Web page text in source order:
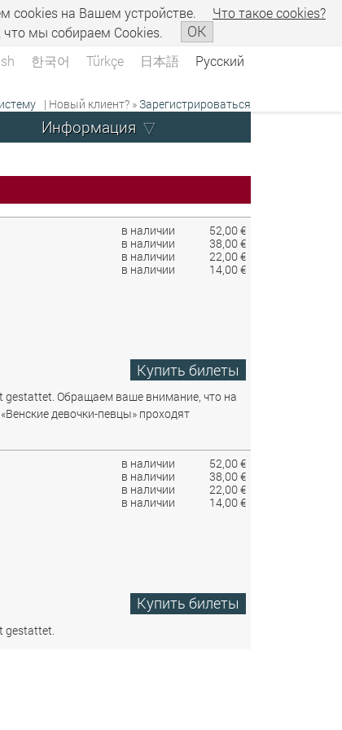
сookies на Вашем устройстве.
Что такое сookies?
мы собираем Cookies.
OK
한국어 Türkçe 日本語 Русский
| Новый клиент? »Зарегистрироваться
Информация
в наличии
52,00 €
в наличии
38,00 €
в наличии
22,00 €
в наличии
14,00 €
Купить билеты
gestattet. Обращаем ваше внимание, что на
девочки-певцы» проходят
в наличии
52,00 €
в наличии
38,00 €
в наличии
22,00 €
в наличии
14,00 €
Купить билеты
gestattet.